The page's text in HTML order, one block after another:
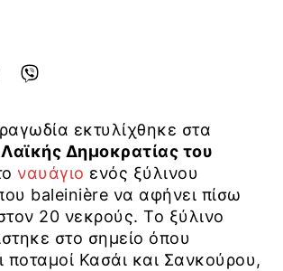
εκτυλίχθηκε στα
Λαϊκής Δημοκρατίας του
ναυάγιο ενός ξύλινου
baleinière να αφήνει πίσω
20 νεκρούς. Το ξύλινο
στο σημείο όπου
ποταμοί Κασάι και Σανκούρου,